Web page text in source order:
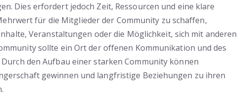
Dies erfordert jedoch Zeit, Ressourcen und eine klare
für die Mitglieder der Community zu schaffen,
Veranstaltungen oder die Möglichkeit, sich mit anderen
sollte ein Ort der offenen Kommunikation und des
den Aufbau einer starken Community können
gewinnen und langfristige Beziehungen zu ihren